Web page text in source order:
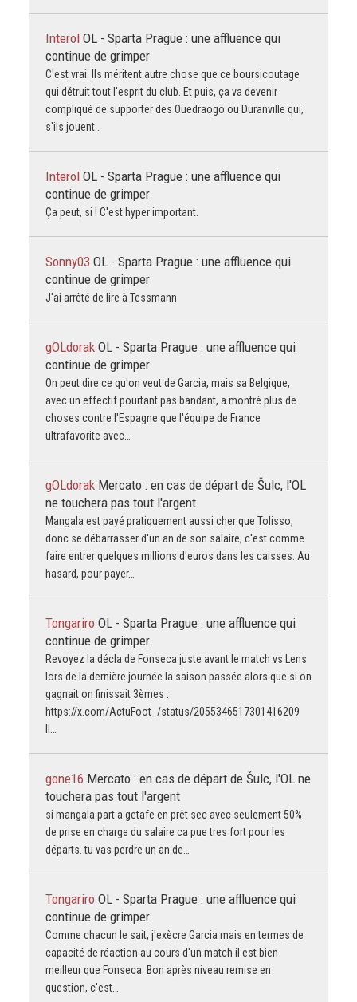
Interol OL - Sparta Prague : une affluence qui
continue de grimper
C'est vrai. Ils méritent autre chose que ce boursicoutage
qui détruit tout l'esprit du club. Et puis, ça va devenir
compliqué de supporter des Ouedraogo ou Duranville qui,
s'ils jouent…
Interol OL - Sparta Prague : une affluence qui
continue de grimper
Ça peut, si ! C'est hyper important.
Sonny03 OL - Sparta Prague : une affluence qui
continue de grimper
J'ai arrêté de lire à Tessmann
gOLdorak OL - Sparta Prague : une affluence qui
continue de grimper
On peut dire ce qu'on veut de Garcia, mais sa Belgique,
avec un effectif pourtant pas bandant, a montré plus de
choses contre l'Espagne que l'équipe de France
ultrafavorite avec…
gOLdorak Mercato : en cas de départ de Šulc, l'OL
ne touchera pas tout l'argent
Mangala est payé pratiquement aussi cher que Tolisso,
donc se débarrasser d'un an de son salaire, c'est comme
faire entrer quelques millions d'euros dans les caisses. Au
hasard, pour payer…
Tongariro OL - Sparta Prague : une affluence qui
continue de grimper
Revoyez la décla de Fonseca juste avant le match vs Lens
lors de la dernière journée la saison passée alors que si on
gagnait on finissait 3èmes :
https://x.com/ActuFoot_/status/2055346517301416209
Il…
gone16 Mercato : en cas de départ de Šulc, l'OL ne
touchera pas tout l'argent
si mangala part a getafe en prêt sec avec seulement 50%
de prise en charge du salaire ca pue tres fort pour les
départs. tu vas perdre un an de…
Tongariro OL - Sparta Prague : une affluence qui
continue de grimper
Comme chacun le sait, j'exècre Garcia mais en termes de
capacité de réaction au cours d'un match il est bien
meilleur que Fonseca. Bon après niveau remise en
question, c'est…